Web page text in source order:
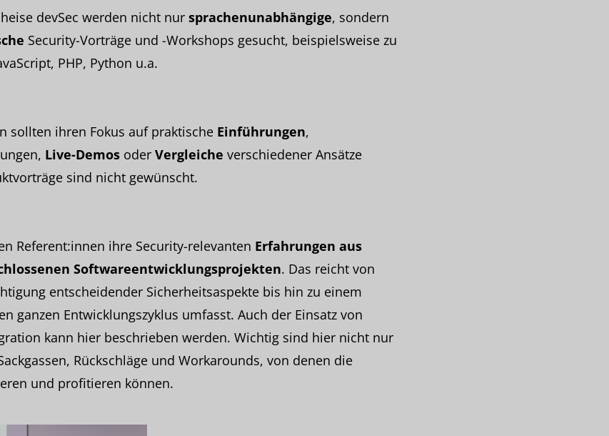
devSec werden nicht nur sprachenunabhängige, sondern
Security-Vorträge und -Workshops gesucht, beispielsweise zu
PHP, Python u.a.
sollten ihren Fokus auf praktische Einführungen,
Live-Demos oder Vergleiche verschiedener Ansätze
sind nicht gewünscht.
Referent:innen ihre Security-relevanten Erfahrungen aus
Softwareentwicklungsprojekten. Das reicht von
entscheidender Sicherheitsaspekte bis hin zu einem
ganzen Entwicklungszyklus umfasst. Auch der Einsatz von
kann hier beschrieben werden. Wichtig sind hier nicht nur
Rückschläge und Workarounds, von denen die
und profitieren können.